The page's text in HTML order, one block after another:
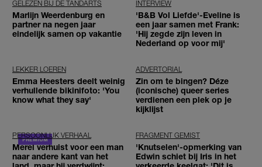
GELEZEN BIJ DE TANDARTS
Marlijn Weerdenburg en
partner na negen jaar
eindelijk samen op vakantie
INTERVIEW
'B&B Vol Liefde'-Eveline is
een jaar samen met Frank:
'Hij zegde zijn leven in
Nederland op voor mij'
LEKKER LOEREN
Emma Heesters deelt weinig
verhullende bikinifoto: 'You
know what they say'
ADVERTORIAL
Zin om te bingen? Déze
(iconische) queer series
verdienen een plek op je
kijklijst
PERSOONLIJK VERHAAL
Merel verhuist voor een man
naar andere kant van het
FRAGMENT GEMIST
'Knutselen'-opmerking van
Edwin schiet bij Iris in het